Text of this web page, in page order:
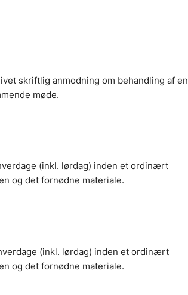
skriftlig anmodning om behandling af en
møde.
(inkl. lørdag) inden et ordinært
og det fornødne materiale.
(inkl. lørdag) inden et ordinært
og det fornødne materiale.